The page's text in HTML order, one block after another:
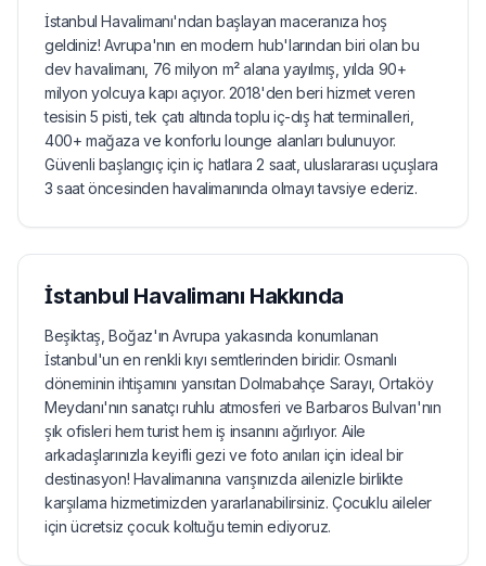
İstanbul Havalimanı'ndan başlayan maceranıza hoş
geldiniz! Avrupa'nın en modern hub'larından biri olan bu
dev havalimanı, 76 milyon m² alana yayılmış, yılda 90+
milyon yolcuya kapı açıyor. 2018'den beri hizmet veren
tesisin 5 pisti, tek çatı altında toplu iç-dış hat terminalleri,
400+ mağaza ve konforlu lounge alanları bulunuyor.
Güvenli başlangıç için iç hatlara 2 saat, uluslararası uçuşlara
3 saat öncesinden havalimanında olmayı tavsiye ederiz.
İstanbul Havalimanı Hakkında
Beşiktaş, Boğaz'ın Avrupa yakasında konumlanan
İstanbul'un en renkli kıyı semtlerinden biridir. Osmanlı
döneminin ihtişamını yansıtan Dolmabahçe Sarayı, Ortaköy
Meydanı'nın sanatçı ruhlu atmosferi ve Barbaros Bulvarı'nın
şık ofisleri hem turist hem iş insanını ağırlıyor. Aile
arkadaşlarınızla keyifli gezi ve foto anıları için ideal bir
destinasyon! Havalimanına varışınızda ailenizle birlikte
karşılama hizmetimizden yararlanabilirsiniz. Çocuklu aileler
için ücretsiz çocuk koltuğu temin ediyoruz.